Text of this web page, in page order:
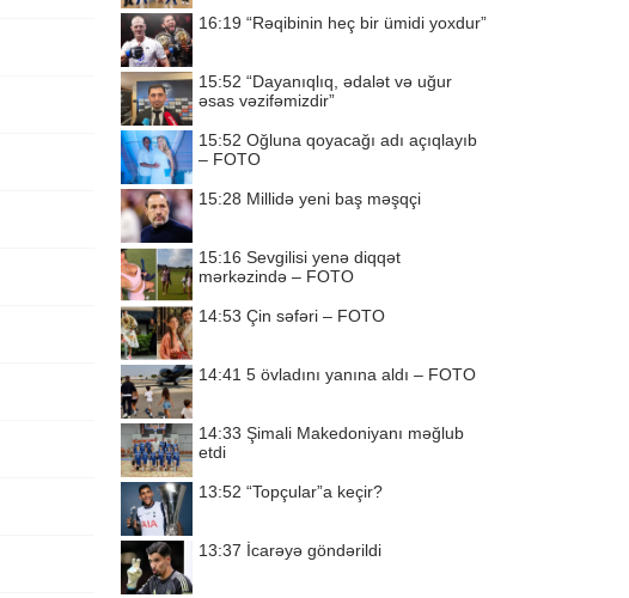
16:19 “Rəqibinin heç bir ümidi yoxdur”
15:52 “Dayanıqlıq, ədalət və uğur
əsas vəzifəmizdir”
15:52 Oğluna qoyacağı adı açıqlayıb
– FOTO
15:28 Millidə yeni baş məşqçi
15:16 Sevgilisi yenə diqqət
mərkəzində – FOTO
14:53 Çin səfəri – FOTO
14:41 5 övladını yanına aldı – FOTO
14:33 Şimali Makedoniyanı məğlub
etdi
13:52 “Topçular”a keçir?
13:37 İcarəyə göndərildi